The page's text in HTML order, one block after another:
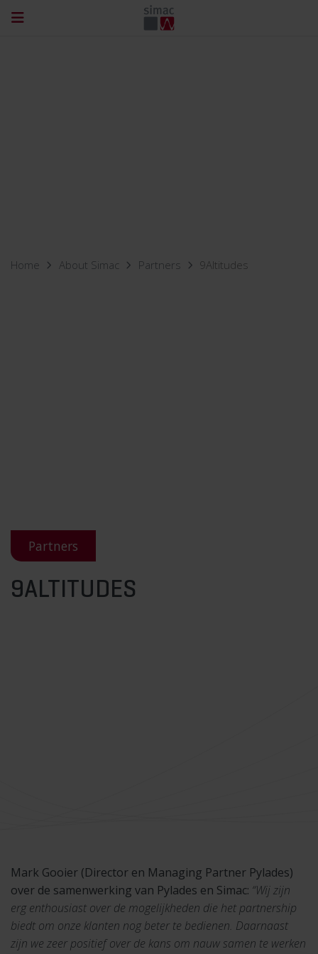
Home About Simac Partners 9Altitudes
Partners
9ALTITUDES
Mark Gooier (Director en Managing Partner Pylades)
over de samenwerking van Pylades en Simac: “Wij zijn
erg enthousiast over de mogelijkheden die het partnership
biedt om onze klanten nog beter te bedienen. Daarnaast
zijn we zeer positief over de kans om nauw samen te werken